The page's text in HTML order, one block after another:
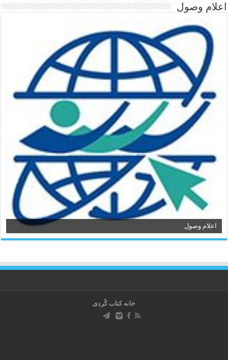
اعلام وصول
اعلام وصول
خانه کتاب كُردی